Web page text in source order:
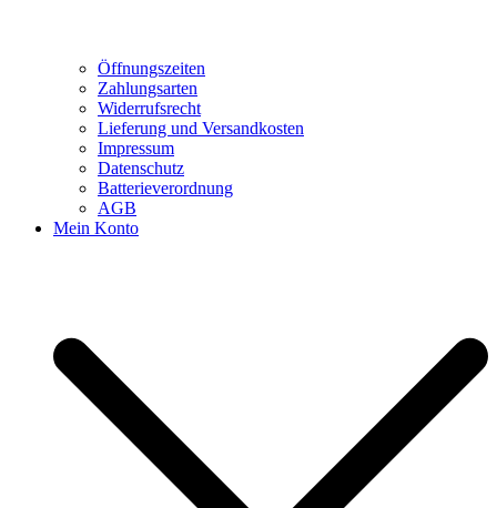
Öffnungszeiten
Zahlungsarten
Widerrufsrecht
Lieferung und Versandkosten
Impressum
Datenschutz
Batterieverordnung
AGB
Mein Konto